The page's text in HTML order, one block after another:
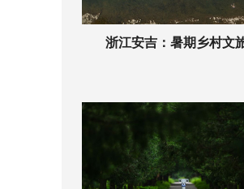
浙江安吉：暑期乡村文